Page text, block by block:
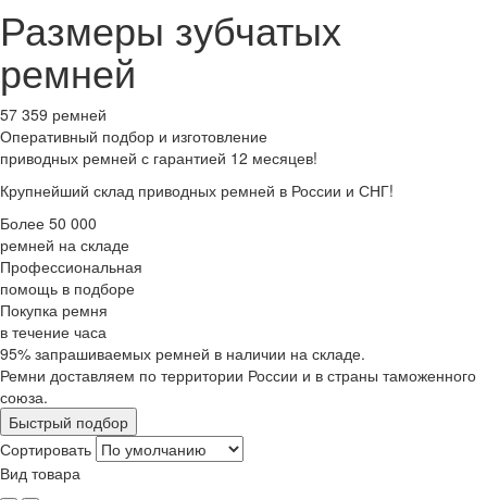
Размеры зубчатых
ремней
57 359 ремней
Оперативный подбор и изготовление
приводных ремней с гарантией 12 месяцев!
Крупнейший склад приводных ремней в России и СНГ!
Более 50 000
ремней на складе
Профессиональная
помощь в подборе
Покупка ремня
в течение часа
95% запрашиваемых ремней в наличии на складе.
Ремни доставляем по территории России и в страны таможенного
союза.
Быстрый подбор
Сортировать
Вид товара